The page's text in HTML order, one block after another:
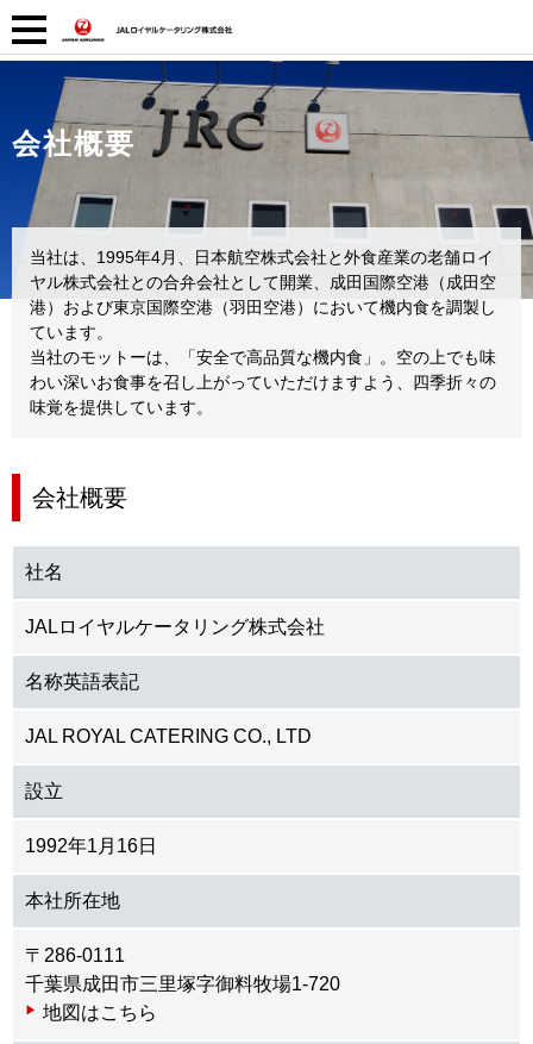
会社概要
当社は、1995年4月、日本航空株式会社と外食産業の老舗ロイ
ヤル株式会社との合弁会社として開業、成田国際空港（成田空
港）および東京国際空港（羽田空港）において機内食を調製し
ています。
当社のモットーは、「安全で高品質な機内食」。空の上でも味
わい深いお食事を召し上がっていただけますよう、四季折々の
味覚を提供しています。
会社概要
社名
JALロイヤルケータリング株式会社
名称英語表記
JAL ROYAL CATERING CO., LTD
設立
1992年1月16日
本社所在地
〒286-0111
千葉県成田市三里塚字御料牧場1-720
地図はこちら